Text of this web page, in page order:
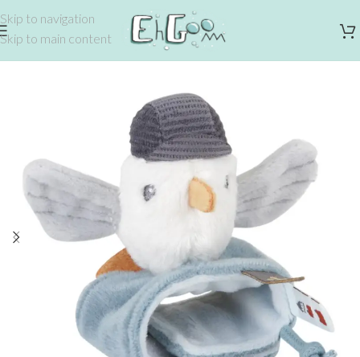
Skip to navigation
Skip to main content